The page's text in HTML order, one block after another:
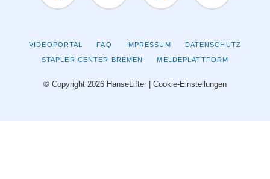
NAVIGATION
ÜBERSPRINGEN
VIDEOPORTAL FAQ IMPRESSUM DATENSCHUTZ
STAPLER CENTER BREMEN MELDEPLATTFORM
© Copyright 2026 HanseLifter | Cookie-Einstellungen